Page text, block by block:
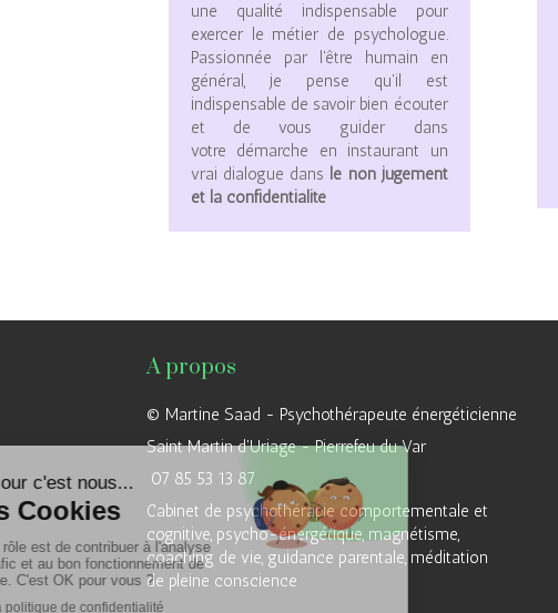
une qualité indispensable pour
exercer le métier de psychologue.
Passionnée par l'être humain en
général, je pense qu'il est
indispensable de savoir bien écouter
et de vous guider dans
votre démarche en instaurant un
vrai dialogue dans le non jugement
et la confidentialité
A propos
© Martine Saad - Psychothérapeute énergéticienne
Saint Martin d'Uriage - Pierrefeu du Var
07 85 53 13 87
Cabinet de psychothérapie comportementale et
cognitive, psycho-énergétique, magnétisme,
coaching de vie, guidance parentale, méditation
de pleine conscience